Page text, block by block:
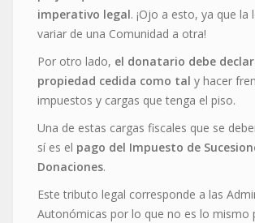
imperativo legal. ¡Ojo a esto, ya que la
variar de una Comunidad a otra!
Por otro lado, el donatario debe
propiedad cedida como tal y hacer
impuestos y cargas que tenga el piso.
Una de estas cargas fiscales que se
sí es el pago del Impuesto de
Donaciones.
Este tributo legal corresponde a las
Autonómicas por lo que no es lo mismo